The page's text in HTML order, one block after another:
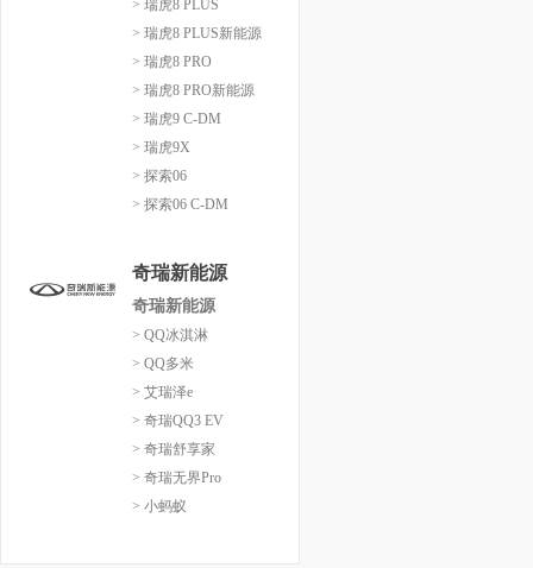
> 瑞虎8 PLUS
> 瑞虎8 PLUS新能源
> 瑞虎8 PRO
> 瑞虎8 PRO新能源
> 瑞虎9 C-DM
> 瑞虎9X
> 探索06
> 探索06 C-DM
奇瑞新能源
奇瑞新能源
> QQ冰淇淋
> QQ多米
> 艾瑞泽e
> 奇瑞QQ3 EV
> 奇瑞舒享家
> 奇瑞无界Pro
> 小蚂蚁